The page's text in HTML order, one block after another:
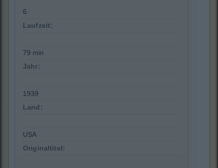
6
Laufzeit:
79 min
Jahr:
1939
Land:
USA
Originaltitel: